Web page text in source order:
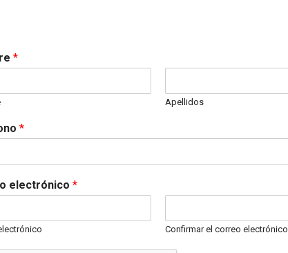
*
Apellidos
*
electrónico *
Confirmar el correo electrónico